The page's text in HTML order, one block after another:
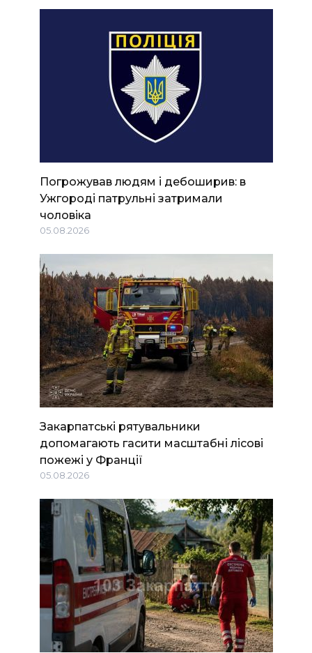
Погрожував людям і дебоширив: в
Ужгороді патрульні затримали
чоловіка
05.08.2026
Закарпатські рятувальники
допомагають гасити масштабні лісові
пожежі у Франції
05.08.2026